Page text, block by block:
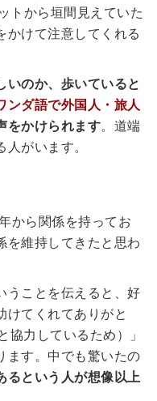
トから垣間見えていた
かけて注意してくれる
いのか、歩いていると
ンダ語で外国人・旅人
をかけられます。道端
がいます。
から関係を持ってお
を維持してきたと思わ
うことを伝えると、好
けてくれてありがと
協力しているため）」
ます。中でも驚いたの
るという人が想像以上